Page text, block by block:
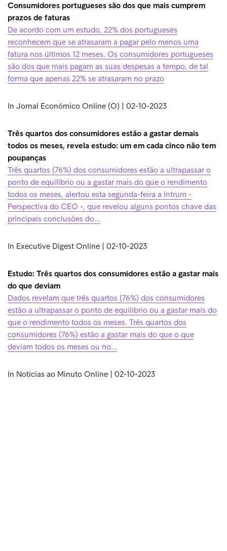
Consumidores portugueses são dos que mais cumprem
prazos de faturas
De acordo com um estudo, 22% dos portugueses
reconhecem que se atrasaram a pagar pelo menos uma
fatura nos últimos 12 meses. Os consumidores portugueses
são dos que mais pagam as suas despesas a tempo, de tal
forma que apenas 22% se atrasaram no prazo
In Jornal Económico Online (O) | 02-10-2023
Três quartos dos consumidores estão a gastar demais
todos os meses, revela estudo: um em cada cinco não tem
poupanças
Três quartos (76%) dos consumidores estão a ultrapassar o
ponto de equilíbrio ou a gastar mais do que o rendimento
todos os meses, alertou esta segunda-feira a Intrum -
Perspectiva do CEO -, que revelou alguns pontos chave das
principais conclusões do...
In Executive Digest Online | 02-10-2023
Estudo: Três quartos dos consumidores estão a gastar mais
do que deviam
Dados revelam que três quartos (76%) dos consumidores
estão a ultrapassar o ponto de equilíbrio ou a gastar mais do
que o rendimento todos os meses. Três quartos dos
consumidores (76%) estão a gastar mais do que o que
deviam todos os meses ou no...
In Notícias ao Minuto Online | 02-10-2023